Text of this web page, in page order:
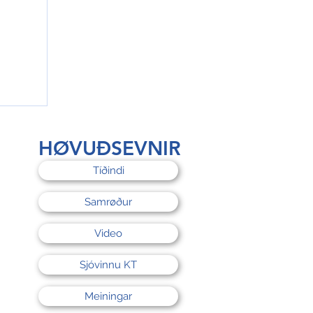
HØVUÐSEVNIR
Tíðindi
Samrøður
Video
Sjóvinnu KT
Meiningar